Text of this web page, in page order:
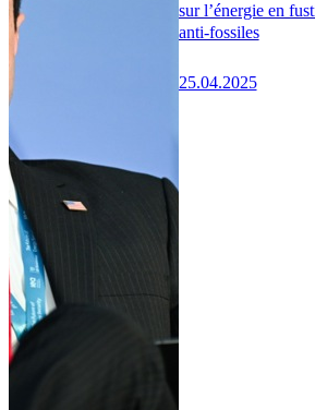
sur l’énergie en
anti-fossiles
25.04.2025